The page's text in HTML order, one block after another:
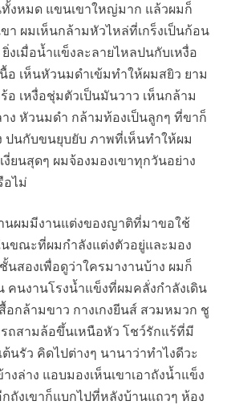
งหมด แขนเขาใหญ่มาก แล้วผมก็
า ผมเห็นกล้ามหัวไหล่ที่เกร็งเป็นก้อน
ยิ่งเมื่อน้ำแข็งละลายไหลปนกับเหงื่อ
อ เห็นหัวนมดำเข้มทำให้ผมสยิว ยาม
อ เหงื่อชุ่มตัวเป็นมันวาว เห็นกล้าม
ง หัวนมดำ กล้ามท้องเป็นลูกๆ ที่ขาก็
ปนกับขนยุบยับ ภาพที่เห็นทำให้ผม
ยนสุดๆ ผมจ้องมองเขาทุกวันอย่าง
อไม่
นผมมีงานแต่งของญาติที่มาขอใช้
ขณะที่ผมกำลังแต่งตัวอยู่และมอง
นสองเพื่อดูว่าใครมางานบ้าง ผมก็
นงานโรงน้ำแข็งที่ผมคลั่งกำลังเดิน
อกล้ามขาว กางเกงยีนส์ สวมหมวก ชู
ถสามล้อขึ้นเหนือหัว โชว์รักแร้ที่มี
นรัว คิดไปต่างๆ นานาว่าทำไงดีวะ
งล่าง แอบมองเห็นเขาเอาถังน้ำแข็ง
ถังเขาก็แบกไปที่หลังบ้านแถวๆ ห้อง